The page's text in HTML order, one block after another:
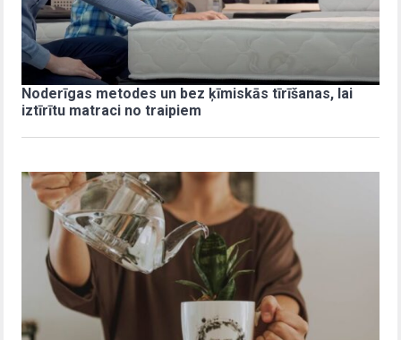
Noderīgas metodes un bez ķīmiskās tīrīšanas, lai
iztīrītu matraci no traipiem